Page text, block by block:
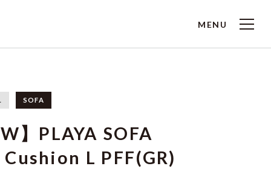
MENU
SOFA
】PLAYA SOFA
Cushion L PFF(GR)